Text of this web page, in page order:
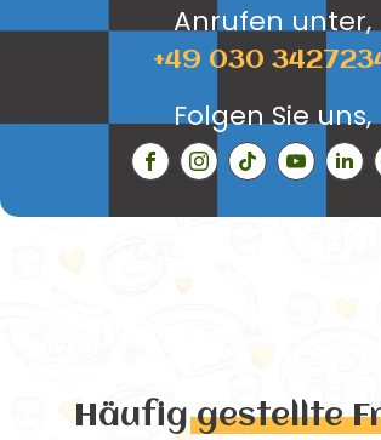
Anrufen unter,
+49 030
Folgen Sie uns,
Häufiggestellte